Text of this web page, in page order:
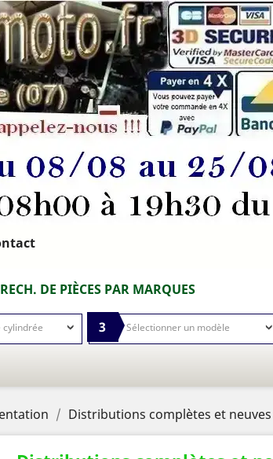
RECH. DE PIÈCES PAR MARQUES
3
Distributions complètes et